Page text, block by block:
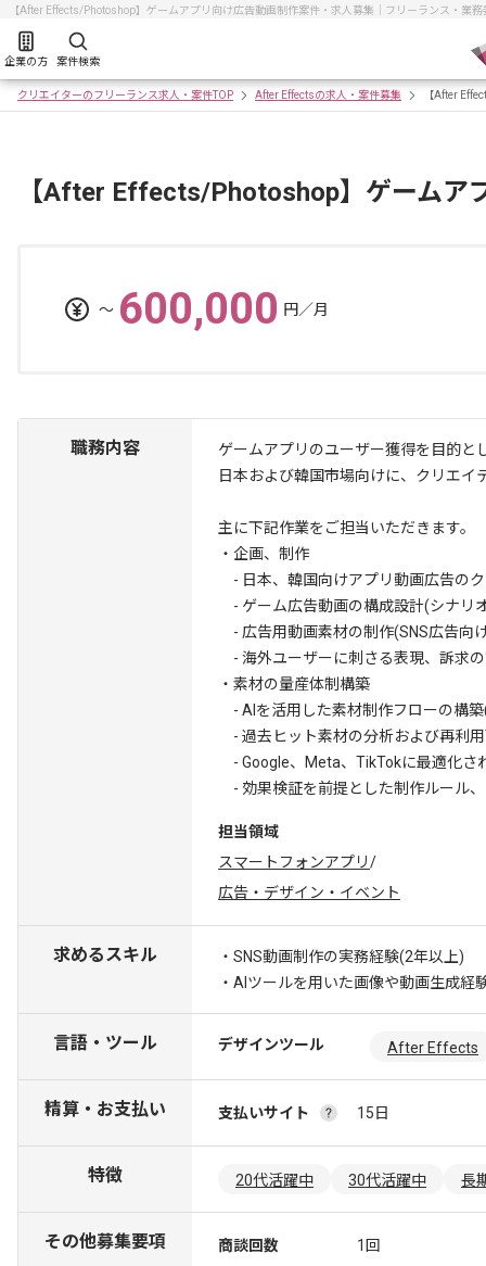
【After Effects/Photoshop】ゲームアプリ向け広告動画制作案件・求人募集｜フリーランス・業
企業の方 案件検索
クリエイターのフリーランス求人・案件TOP After Effectsの求人・案件募集 【After
【After Effects/Photoshop】ゲームア
〜 600,000 円／月
職務内容
ゲームアプリのユーザー獲得を目的と
日本および韓国市場向けに、クリエ
主に下記作業をご担当いただきます。
・企画、制作
- 日本、韓国向けアプリ動画広告の
- ゲーム広告動画の構成設計(シナリ
- 広告用動画素材の制作(SNS広告向
- 海外ユーザーに刺さる表現、訴求
・素材の量産体制構築
- AIを活用した素材制作フローの構
- 過去ヒット素材の分析および再利
- Google、Meta、TikTokに最適化さ
- 効果検証を前提とした制作ルール
担当領域
スマートフォンアプリ/
広告・デザイン・イベント
求めるスキル
・SNS動画制作の実務経験(2年以上)
・AIツールを用いた画像や動画生成経
言語・ツール デザインツール After Effects
精算・お支払い 支払いサイト 15日
特徴 20代活躍中 30代活躍中 長
その他募集要項 商談回数
1回